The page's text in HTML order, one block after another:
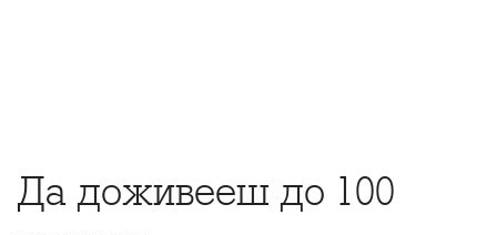
Да доживееш до 100